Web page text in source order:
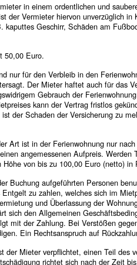
in einem ordentlichen und
der Vermieter hiervon unverzüglich
Geschirr, Schäden am
50,00 Euro.
nur für den Verbleib in den
Der Mieter haftet auch für das
Gebrauch der
kann der Vertrag fristlos
der Schaden der Versicherung zu
Art ist in der Ferienwohnung nur
angemessenen Aufpreis.
von bis zu 100,00 Euro (netto) in
Buchung aufgeführten Personen
zu zahlen, welches sich im
und Überlassung der
sich den Allgemeinen
mit der Zahlung. Bei Verstößen
Ein Rechtsanspruch auf
Mieter verpflichtet, einen Teil des
richtet sich nach der Zeit